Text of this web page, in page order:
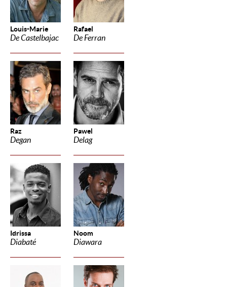
Louis-Marie
De Castelbajac
Rafael
De Ferran
Raz
Degan
Pawel
Delag
Idrissa
Diabaté
Noom
Diawara